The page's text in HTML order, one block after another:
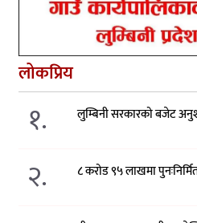
लोकप्रिय
१. लुम्बिनी सरकारको बजेट
२. ८ करोड ९५ लाखमा